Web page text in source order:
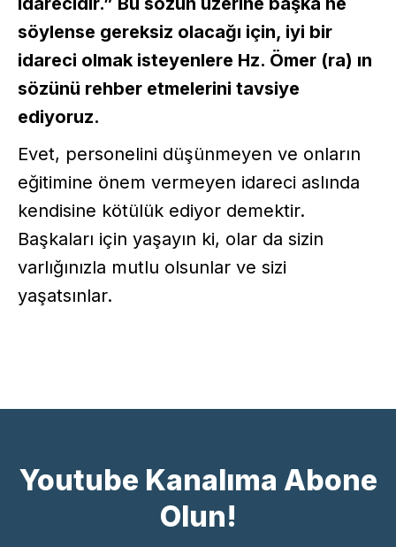
söylense gereksiz olacağı için, iyi bir
idareci olmak isteyenlere Hz. Ömer (ra) ın
sözünü rehber etmelerini tavsiye
ediyoruz.
Evet, personelini düşünmeyen ve onların
eğitimine önem vermeyen idareci aslında
kendisine kötülük ediyor demektir.
Başkaları için yaşayın ki, olar da sizin
varlığınızla mutlu olsunlar ve sizi
yaşatsınlar.
Youtube Kanalıma Abone
Olun!